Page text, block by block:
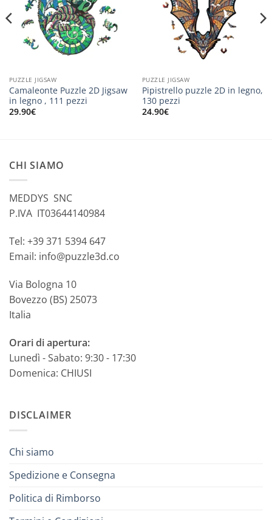
PUZZLE JIGSAW
Camaleonte Puzzle 2D Jigsaw
in legno , 111 pezzi
29.90€
PUZZLE JIGSAW
Pipistrello puzzle 2D in legno,
130 pezzi
24.90€
CHI SIAMO
MEDDYS SNC
P.IVA IT03644140984
Tel: +39 371 5394 647
Email: info@puzzle3d.co
Via Bologna 10
Bovezzo (BS) 25073
Italia
Orari di apertura:
Lunedì - Sabato: 9:30 - 17:30
Domenica: CHIUSI
DISCLAIMER
Chi siamo
Spedizione e Consegna
Politica di Rimborso